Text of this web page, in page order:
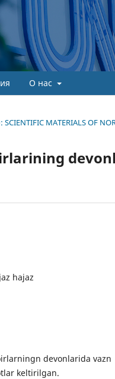
О нас
MATERIALS OF
hajaz
devonlarida vazn
keltirilgan.